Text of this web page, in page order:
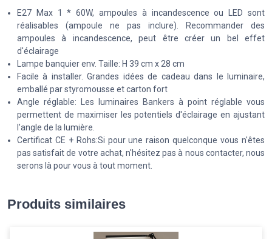
E27 Max 1 * 60W, ampoules à incandescence ou LED sont
réalisables (ampoule ne pas inclure). Recommander des
ampoules à incandescence, peut être créer un bel effet
d'éclairage
Lampe banquier env. Taille: H 39 cm x 28 cm
Facile à installer. Grandes idées de cadeau dans le luminaire,
emballé par styromousse et carton fort
Angle réglable: Les luminaires Bankers à point réglable vous
permettent de maximiser les potentiels d'éclairage en ajustant
l'angle de la lumière.
Certificat CE + Rohs:Si pour une raison quelconque vous n'êtes
pas satisfait de votre achat, n'hésitez pas à nous contacter, nous
serons là pour vous à tout moment.
Produits similaires